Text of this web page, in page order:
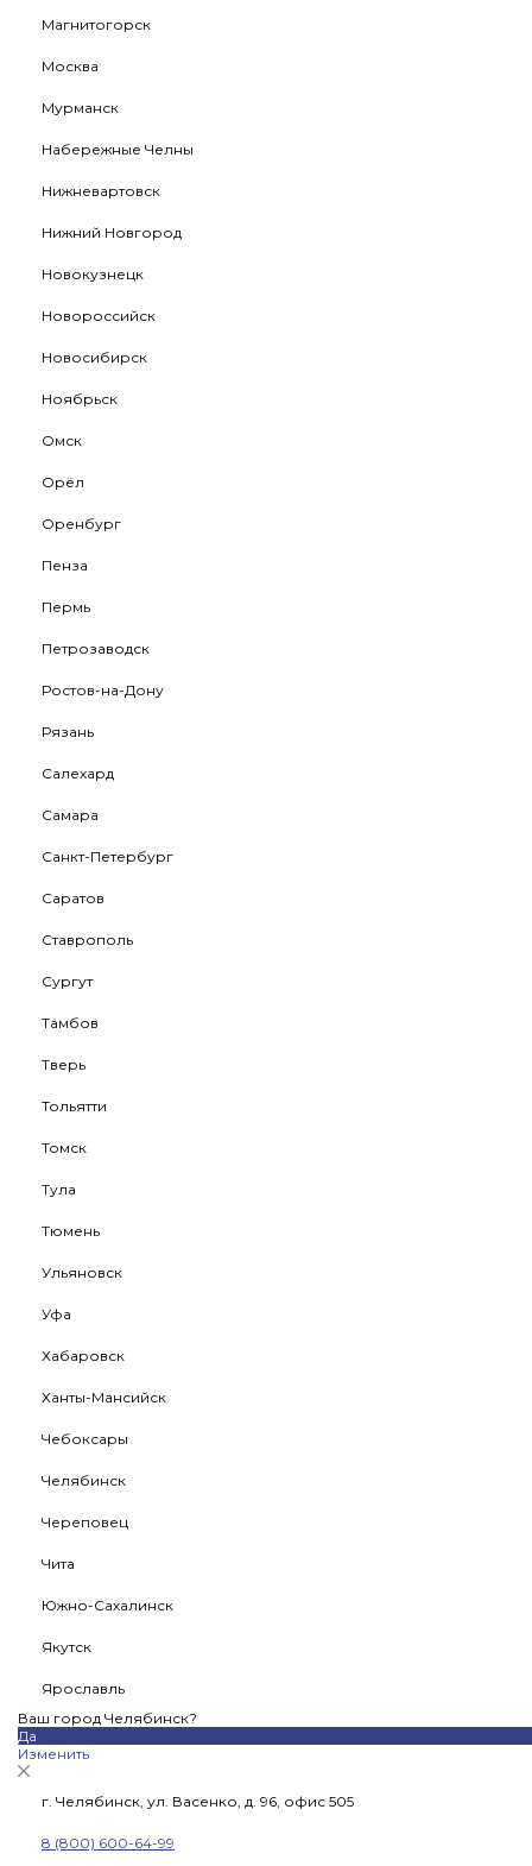
Магнитогорск
Москва
Мурманск
Набережные Челны
Нижневартовск
Нижний Новгород
Новокузнецк
Новороссийск
Новосибирск
Ноябрьск
Омск
Орёл
Оренбург
Пенза
Пермь
Петрозаводск
Ростов-на-Дону
Рязань
Салехард
Самара
Санкт-Петербург
Саратов
Ставрополь
Сургут
Тамбов
Тверь
Тольятти
Томск
Тула
Тюмень
Ульяновск
Уфа
Хабаровск
Ханты-Мансийск
Чебоксары
Челябинск
Череповец
Чита
Южно-Сахалинск
Якутск
Ярославль
Ваш город Челябинск?
Да
Изменить
г. Челябинск, ул. Васенко, д. 96, офис 505
8 (800) 600-64-99